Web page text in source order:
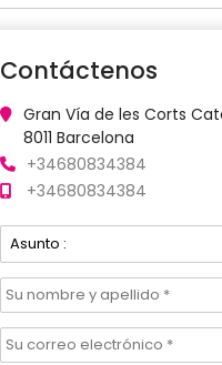
Contáctenos
Gran Vía de les Corts
8011 Barcelona
+34680834384
+34680834384